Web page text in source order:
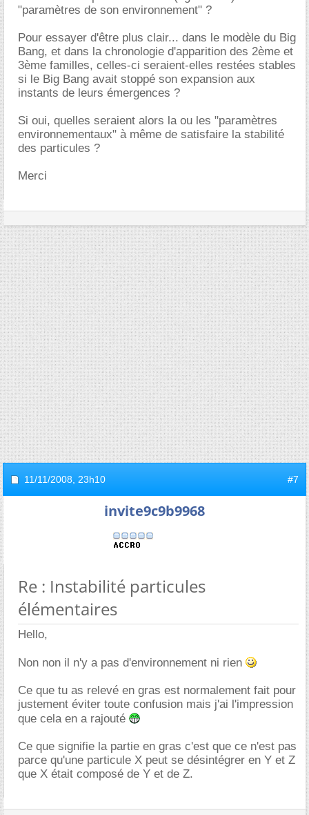
"paramètres de son environnement" ?
Pour essayer d'être plus clair... dans le modèle du Big
Bang, et dans la chronologie d'apparition des 2ème et
3ème familles, celles-ci seraient-elles restées stables
si le Big Bang avait stoppé son expansion aux
instants de leurs émergences ?
Si oui, quelles seraient alors la ou les "paramètres
environnementaux" à même de satisfaire la stabilité
des particules ?
Merci
11/11/2008, 23h10 #7
invite9c9b9968
Re : Instabilité particules
élémentaires
Hello,
Non non il n'y a pas d'environnement ni rien
Ce que tu as relevé en gras est normalement fait pour
justement éviter toute confusion mais j'ai l'impression
que cela en a rajouté
Ce que signifie la partie en gras c'est que ce n'est pas
parce qu'une particule X peut se désintégrer en Y et Z
que X était composé de Y et de Z.